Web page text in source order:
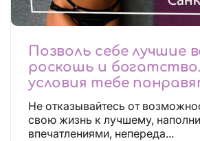
Позволь себе лучшие
роскошь и
условия тебе
Действительно
условия и поддержка!
Не отказывайтесь от
свою жизнь к лучшему,
впечатлениями, непереда...